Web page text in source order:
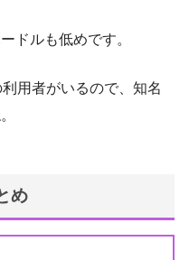
ドルも低めです。
用者がいるので、知名
め